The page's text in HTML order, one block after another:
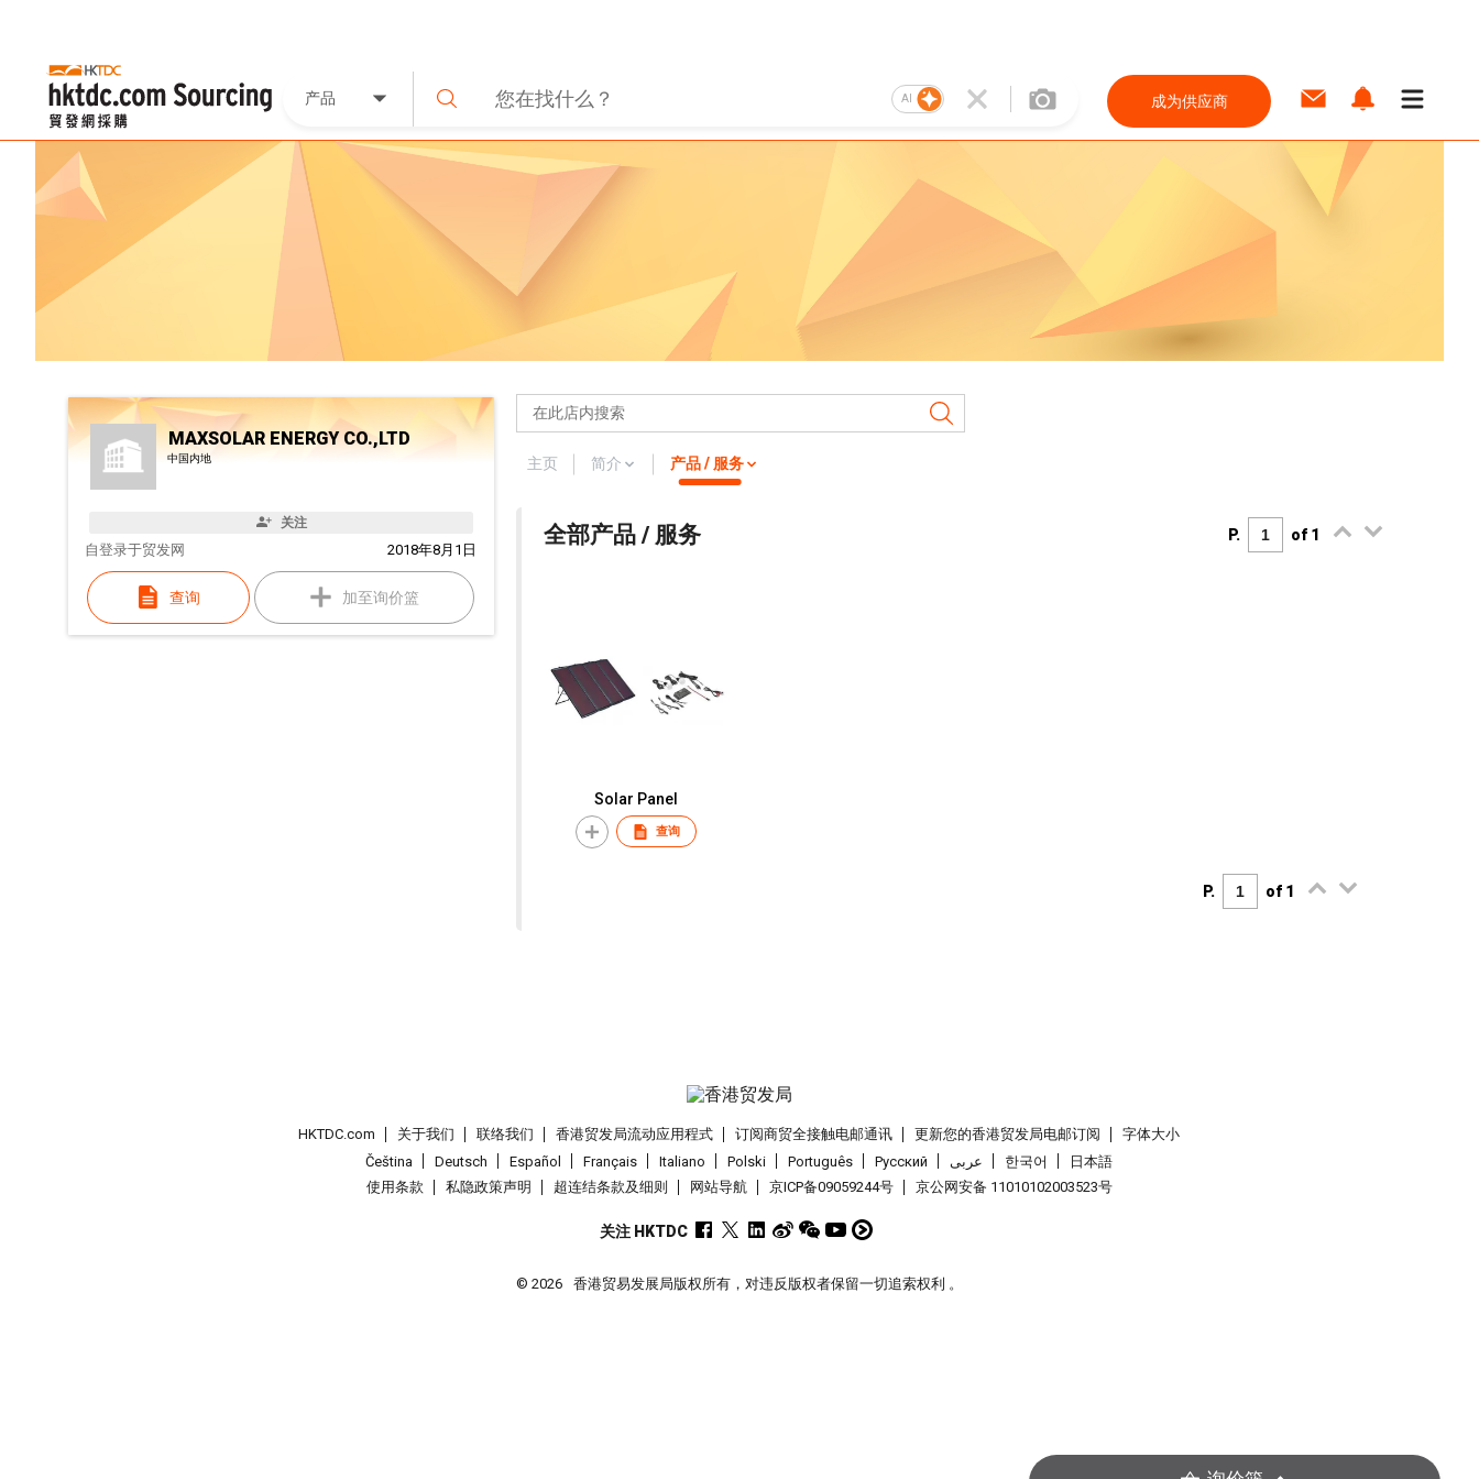
产品 AI 成为供应商
MAXSOLAR ENERGY CO.,LTD
中国内地
关注
自 2018年8月1日
登录于贸发网
查询 加至询价篮
主页 简介 产品 / 服务
全部产品 / 服务 P. of 1
Solar Panel
查询
P. of 1
HKTDC.com 关于我们 联络我们 香港贸发局流动应用程式 订阅商贸全接触电邮通讯 更新您的香港贸发局电邮订阅
字体大小
Čeština
Deutsch Español Français Italiano Polski Português Pусский عربى 한국어
日本語
使用条款
私隐政策声明 超连结条款及细则 网站导航 京ICP备09059244号 京公网安备 11010102003523号
关注 HKTDC
© 2026 香港贸易发展局版权所有，对违反版权者保留一切追索权利 。